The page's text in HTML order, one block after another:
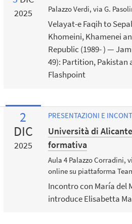
2025 Palazzo Verdi, via G.
Velayat-e Faqih to
Khomeini, Khamenei
Republic (1989- ) —
49): Partition, Pakistan
Flashpoint
2
DIC
2025
PRESENTAZIONI E
Università di
formativa
Aula 4 Palazzo Corradini,
online su piattaforma
Incontro con María del
introduce Elisabetta